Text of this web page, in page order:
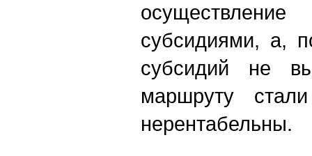
субсидиями, а,
субсидий не
маршруту
нерентабельны.